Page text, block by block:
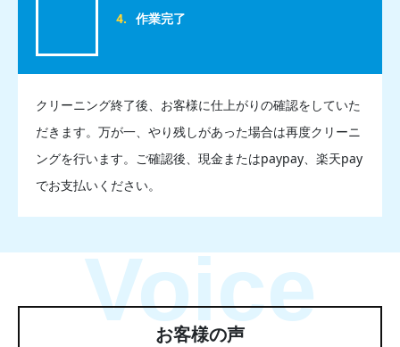
作業完了
クリーニング終了後、お客様に仕上がりの確認をしていた
だきます。万が一、やり残しがあった場合は再度クリーニ
ングを行います。ご確認後、現金またはpaypay、楽天pay
でお支払いください。
お客様の声
Voice